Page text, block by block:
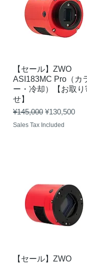
Quick View
【セール】ZWO
ASI183MC Pro（カ
ー・冷却）【お取り
せ】
Regular Price
¥145,000 Sale Price
¥130,500
Sales Tax Included
Quick View
【セール】ZWO